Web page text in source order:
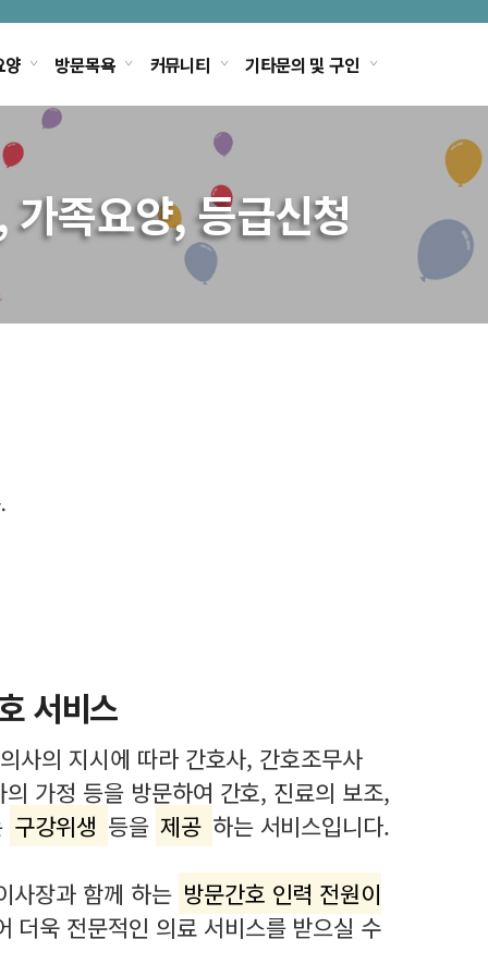
양 방문목욕 커뮤니티 기타문의 및 구인
족요양, 등급신청
서비스
사의 지시에 따라 간호사, 간호조무사
가정 등을 방문하여 간호, 진료의 보조,
구강위생 등을 제공 하는 서비스입니다.
사장과 함께 하는 방문간호 인력 전원이
더욱 전문적인 의료 서비스를 받으실 수